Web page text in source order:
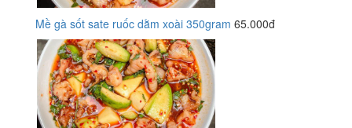
Mề gà sốt sate ruốc dằm xoài 350gram 65.000đ